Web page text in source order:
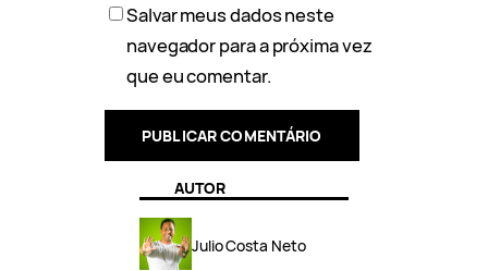
Salvar meus dados neste
navegador para a próxima vez
que eu comentar.
AUTOR
Julio Costa Neto